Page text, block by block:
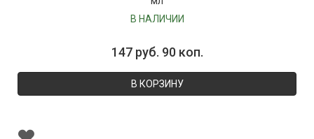
В НАЛИЧИИ
147 руб. 90 коп.
В КОРЗИНУ